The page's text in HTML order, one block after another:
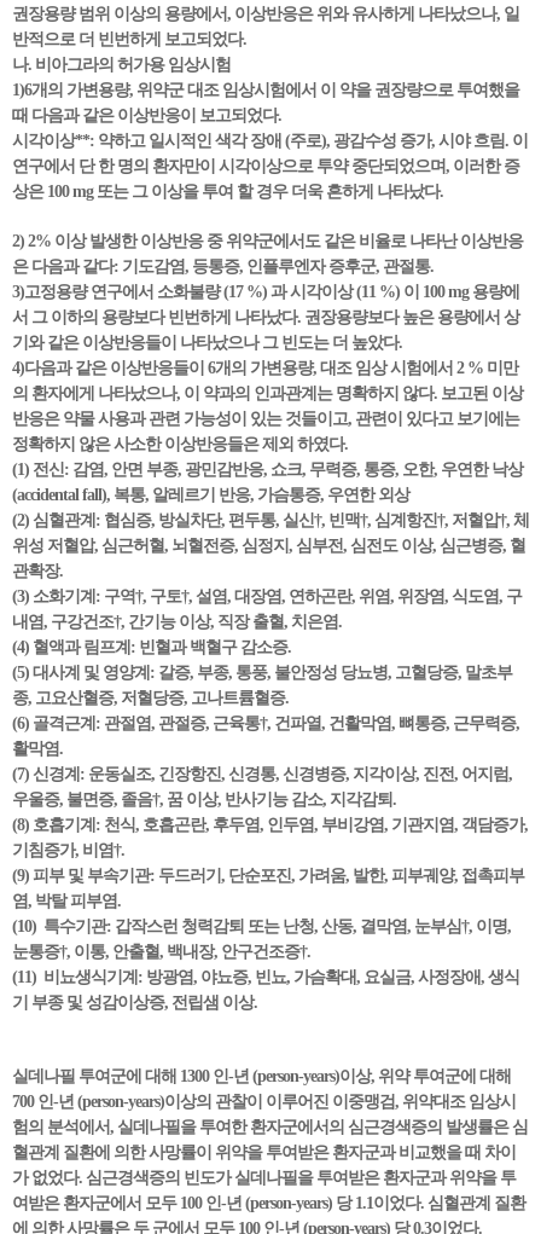
권장용량 범위 이상의 용량에서, 이상반응은 위와 유사하게 나타났으나, 일
반적으로 더 빈번하게 보고되었다.
나. 비아그라의 허가용 임상시험
1)6개의 가변용량, 위약군 대조 임상시험에서 이 약을 권장량으로 투여했을
때 다음과 같은 이상반응이 보고되었다.
시각이상**: 약하고 일시적인 색각 장애 (주로), 광감수성 증가, 시야 흐림. 이
연구에서 단 한 명의 환자만이 시각이상으로 투약 중단되었으며, 이러한 증
상은 100 mg 또는 그 이상을 투여 할 경우 더욱 흔하게 나타났다.
2) 2% 이상 발생한 이상반응 중 위약군에서도 같은 비율로 나타난 이상반응
은 다음과 같다: 기도감염, 등통증, 인플루엔자 증후군, 관절통.
3)고정용량 연구에서 소화불량 (17 %) 과 시각이상 (11 %) 이 100 mg 용량에
서 그 이하의 용량보다 빈번하게 나타났다. 권장용량보다 높은 용량에서 상
기와 같은 이상반응들이 나타났으나 그 빈도는 더 높았다.
4)다음과 같은 이상반응들이 6개의 가변용량, 대조 임상 시험에서 2 % 미만
의 환자에게 나타났으나, 이 약과의 인과관계는 명확하지 않다. 보고된 이상
반응은 약물 사용과 관련 가능성이 있는 것들이고, 관련이 있다고 보기에는
정확하지 않은 사소한 이상반응들은 제외 하였다.
(1) 전신: 감염, 안면 부종, 광민감반응, 쇼크, 무력증, 통증, 오한, 우연한 낙상
(accidental fall), 복통, 알레르기 반응, 가슴통증, 우연한 외상
(2) 심혈관계: 협심증, 방실차단, 편두통, 실신†, 빈맥†, 심계항진†, 저혈압†, 체
위성 저혈압, 심근허혈, 뇌혈전증, 심정지, 심부전, 심전도 이상, 심근병증, 혈
관확장.
(3) 소화기계: 구역†, 구토†, 설염, 대장염, 연하곤란, 위염, 위장염, 식도염, 구
내염, 구강건조†, 간기능 이상, 직장 출혈, 치은염.
(4) 혈액과 림프계: 빈혈과 백혈구 감소증.
(5) 대사계 및 영양계: 갈증, 부종, 통풍, 불안정성 당뇨병, 고혈당증, 말초부
종, 고요산혈증, 저혈당증, 고나트륨혈증.
(6) 골격근계: 관절염, 관절증, 근육통†, 건파열, 건활막염, 뼈통증, 근무력증,
활막염.
(7) 신경계: 운동실조, 긴장항진, 신경통, 신경병증, 지각이상, 진전, 어지럼,
우울증, 불면증, 졸음†, 꿈 이상, 반사기능 감소, 지각감퇴.
(8) 호흡기계: 천식, 호흡곤란, 후두염, 인두염, 부비강염, 기관지염, 객담증가,
기침증가, 비염†.
(9) 피부 및 부속기관: 두드러기, 단순포진, 가려움, 발한, 피부궤양, 접촉피부
염, 박탈 피부염.
(10) 특수기관: 갑작스런 청력감퇴 또는 난청, 산동, 결막염, 눈부심†, 이명,
눈통증†, 이통, 안출혈, 백내장, 안구건조증†.
(11) 비뇨생식기계: 방광염, 야뇨증, 빈뇨, 가슴확대, 요실금, 사정장애, 생식
기 부종 및 성감이상증, 전립샘 이상.
실데나필 투여군에 대해 1300 인-년 (person-years)이상, 위약 투여군에 대해
700 인-년 (person-years)이상의 관찰이 이루어진 이중맹검, 위약대조 임상시
험의 분석에서, 실데나필을 투여한 환자군에서의 심근경색증의 발생률은 심
혈관계 질환에 의한 사망률이 위약을 투여받은 환자군과 비교했을 때 차이
가 없었다. 심근경색증의 빈도가 실데나필을 투여받은 환자군과 위약을 투
여받은 환자군에서 모두 100 인-년 (person-years) 당 1.1이었다. 심혈관계 질환
에 의한 사망률은 두 군에서 모두 100 인-년 (person-years) 당 0.3이었다.